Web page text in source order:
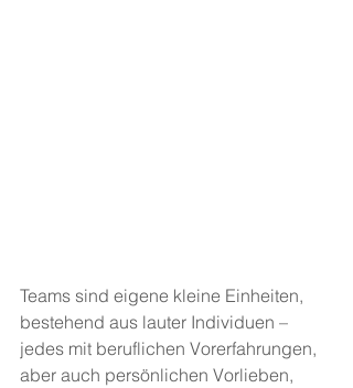
Teams sind eigene kleine Einheiten,
bestehend aus lauter Individuen –
jedes mit beruflichen Vorerfahrungen,
aber auch persönlichen Vorlieben,